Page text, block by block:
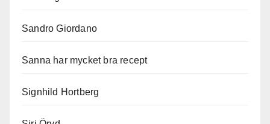
Sandro Giordano
Sanna har mycket bra recept
Signhild Hortberg